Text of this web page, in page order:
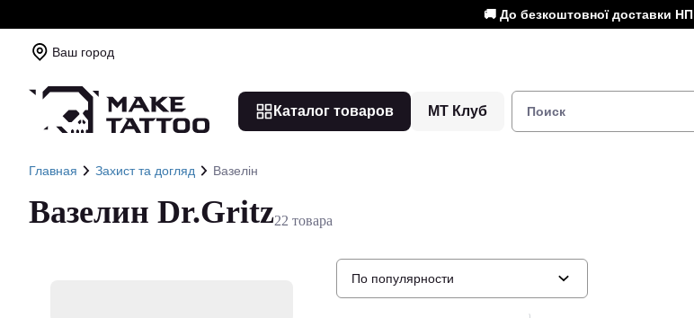
🚚 До безкоштовної доставки НП
Ваш город
Каталог товаров МТ Клуб
Главная Захист та догляд Вазелін
Вазелин Dr.Gritz22 товара
По популярности